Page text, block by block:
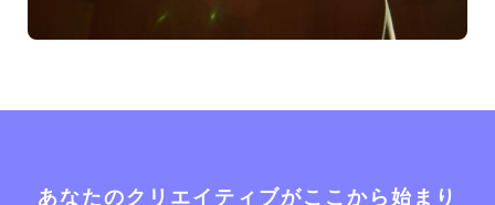
あなたのクリエイティブがここから始まり